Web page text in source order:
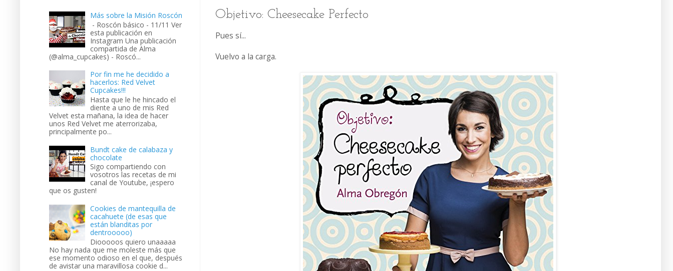
Objetivo: Cheesecake Perfecto
Pues sí...
Vuelvo a la carga.
Más sobre la Misión Roscón
- Roscón básico - 11/11 Ver
esta publicación en
Instagram Una publicación
compartida de Alma
(@alma_cupcakes) - Roscó...
Por fin me he decidido a
hacerlos: Red Velvet
Cupcakes!!!
Hasta que le he hincado el
diente a uno de mis Red
Velvet esta mañana, la idea de hacer
unos Red Velvet me aterrorizaba,
principalmente po...
Bundt cake de calabaza y
chocolate
Sigo compartiendo con
vosotros las recetas de mi
canal de Youtube, ¡espero
que os gusten!
Cookies de mantequilla de
cacahuete (de esas que
están blanditas por
dentrooooo)
Diooooos quiero unaaaaa
No hay nada que me moleste más que
ese momento odioso en el que, después
de avistar una maravillosa cookie d...